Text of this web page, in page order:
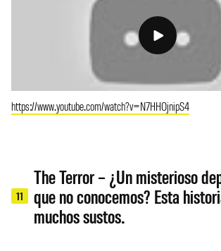
https://www.youtube.com/watch?v=N7HHOjnipS4
11
The Terror – ¿Un misterioso
que no conocemos? Esta
muchos sustos.